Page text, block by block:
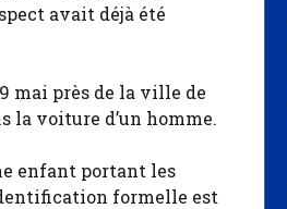
avait déjà été
mai près de la ville de
la voiture d’un homme.
enfant portant les
formelle est